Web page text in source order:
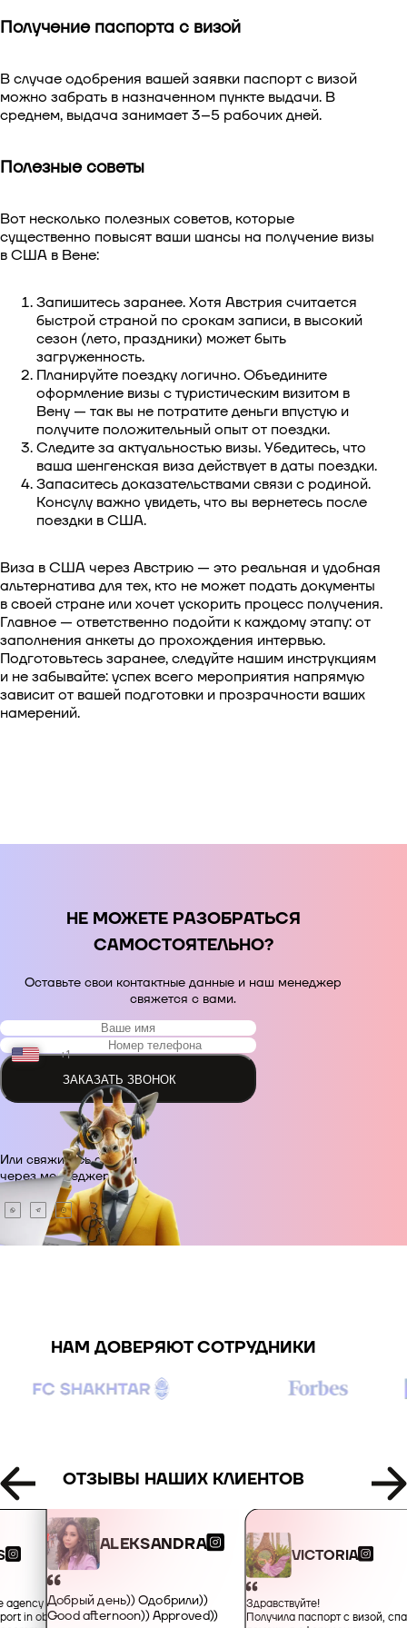
Получение паспорта с визой
В случае одобрения вашей заявки паспорт с визой
можно забрать в назначенном пункте выдачи. В
среднем, выдача занимает 3–5 рабочих дней.
Полезные советы
Вот несколько полезных советов, которые
существенно повысят ваши шансы на получение визы
в США в Вене:
Запишитесь заранее. Хотя Австрия считается
быстрой страной по срокам записи, в высокий
сезон (лето, праздники) может быть
загруженность.
Планируйте поездку логично. Объедините
оформление визы с туристическим визитом в
Вену — так вы не потратите деньги впустую и
получите положительный опыт от поездки.
Следите за актуальностью визы. Убедитесь, что
ваша шенгенская виза действует в даты поездки.
Запаситесь доказательствами связи с родиной.
Консулу важно увидеть, что вы вернетесь после
поездки в США.
Виза в США через Австрию — это реальная и удобная
альтернатива для тех, кто не может подать документы
в своей стране или хочет ускорить процесс получения.
Главное — ответственно подойти к каждому этапу: от
заполнения анкеты до прохождения интервью.
Подготовьтесь заранее, следуйте нашим инструкциям
и не забывайте: успех всего мероприятия напрямую
зависит от вашей подготовки и прозрачности ваших
намерений.
НЕ МОЖЕТЕ РАЗОБРАТЬСЯ
САМОСТОЯТЕЛЬНО?
Оставьте свои контактные данные и наш менеджер
свяжется с вами.
+1
+48
+380
+420
+93
+355
+213
ЗАКАЗАТЬ ЗВОНОК
Или свяжитесь с нами
через месседжер.
НАМ ДОВЕРЯЮТ СОТРУДНИКИ
ОТЗЫВЫ НАШИХ КЛИЕНТОВ
agency for their
in obtaining an
ALEKSANDRA
Добрый день)) Одобрили))
Good afternoon)) Approved))
VICTORIA
Здравствуйте!
Получила паспорт с визой,